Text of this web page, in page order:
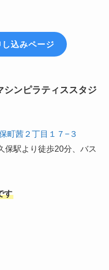
込みページ
シンピラティススタジ
町茜２丁目１７−３
保駅より徒歩20分、バス
す